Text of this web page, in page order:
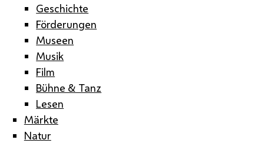
Geschichte
Förderungen
Museen
Musik
Film
Bühne & Tanz
Lesen
Märkte
Natur